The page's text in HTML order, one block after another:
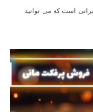
است که می توانید